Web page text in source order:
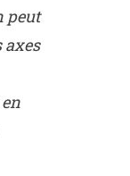
peut
axes